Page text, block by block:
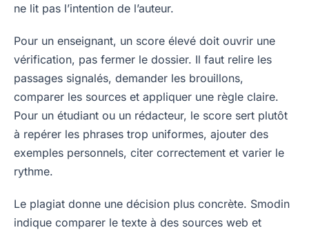
ne lit pas l’intention de l’auteur.
Pour un enseignant, un score élevé doit ouvrir une
vérification, pas fermer le dossier. Il faut relire les
passages signalés, demander les brouillons,
comparer les sources et appliquer une règle claire.
Pour un étudiant ou un rédacteur, le score sert plutôt
à repérer les phrases trop uniformes, ajouter des
exemples personnels, citer correctement et varier le
rythme.
Le plagiat donne une décision plus concrète. Smodin
indique comparer le texte à des sources web et